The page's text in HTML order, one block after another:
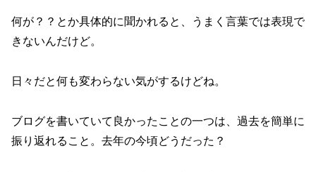
何が？？とか具体的に聞かれると、うまく言葉では表現で
きないんだけど。
日々だと何も変わらない気がするけどね。
ブログを書いていて良かったことの一つは、過去を簡単に
振り返れること。去年の今頃どうだった？